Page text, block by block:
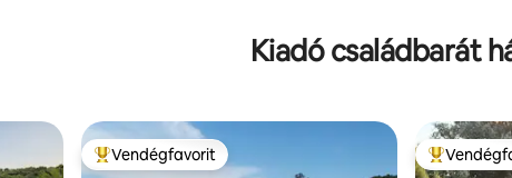
Kiadó családbarát
Kiemelt vendégfavorit
Vendégfavorit Kiemelt